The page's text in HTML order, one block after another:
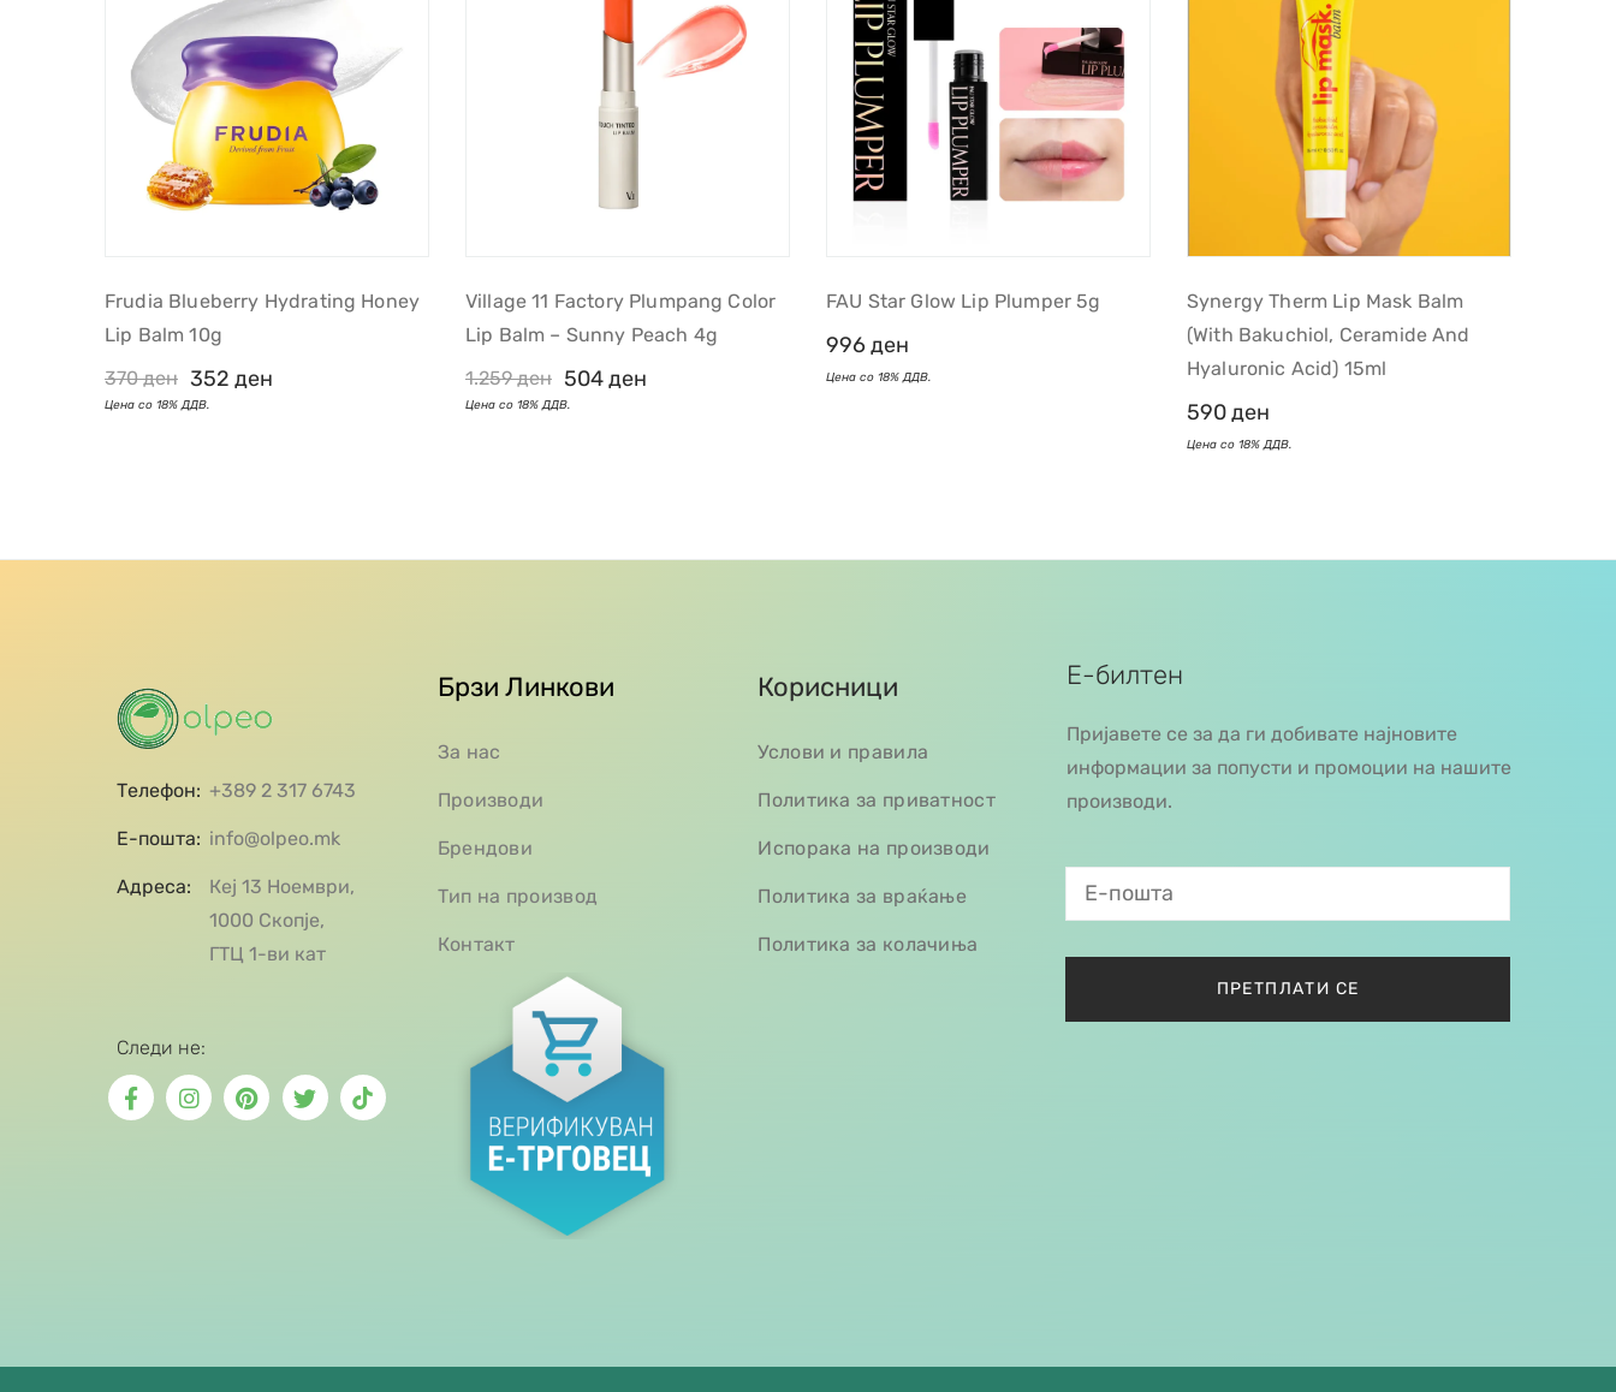
Frudia Blueberry Hydrating Honey
Lip Balm 10g
370ден 352 ден
Village 11 Factory Plumpang Color
Lip Balm – Sunny Peach 4g
1.259ден 504ден
FAU Star Glow Lip Plumper 5g
996ден
Synergy Therm Lip Mask Balm
(with Bakuchiol, Ceramide And
Hyaluronic Acid) 15ml
590ден
Телефон: +389 2 317 6743
Е-пошта: info@olpeo.mk
Адреса:
Кеј 13 Ноември,
1000 Скопје,
ГТЦ 1-ви кат
Следи не:
Брзи Линкови
За нас
Производи
Брендови
Тип на производ
Контакт
Корисници
Услови и правила
Политика за приватност
Испорака на производи
Политика за враќање
Политика за колачиња
Е-билтен
Пријавете се за да ги добивате најновите
информации за попусти и промоции на нашите
производи.